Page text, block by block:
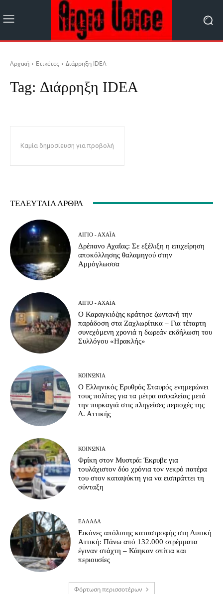
Αρχική Ετικέτες Διάρρηξη IDEA
Tag: Διάρρηξη IDEA
Καμία δημοσίευση για προβολή
ΤΕΛΕΥΤΑΊΑ ΆΡΘΡΑ
ΑΊΓΙΟ - ΑΧΑΪ́Α
Δρέπανο Αχαΐας: Σε εξέλιξη η επιχείρηση
αποκόλλησης θαλαμηγού στην
Αμμόγλωσσα
ΑΊΓΙΟ - ΑΧΑΪ́Α
Ο Καραγκιόζης κράτησε ζωντανή την
παράδοση στα Ζαχλωρίτικα – Για τέταρτη
συνεχόμενη χρονιά η δωρεάν εκδήλωση του
Συλλόγου «Ηρακλής»
ΚΟΙΝΩΝΊΑ
Ο Ελληνικός Ερυθρός Σταυρός ενημερώνει
τους πολίτες για τα μέτρα ασφαλείας μετά
την πυρκαγιά στις πληγείσες περιοχές της
Δ. Αττικής
ΚΟΙΝΩΝΊΑ
Φρίκη στον Μυστρά: Έκρυβε για
τουλάχιστον δύο χρόνια τον νεκρό πατέρα
του στον καταψύκτη για να εισπράττει τη
σύνταξη
ΕΛΛΆΔΑ
Εικόνες απόλυτης καταστροφής στη Δυτική
Αττική: Πάνω από 132.000 στρέμματα
έγιναν στάχτη – Κάηκαν σπίτια και
περιουσίες
Φόρτωση περισσοτέρων